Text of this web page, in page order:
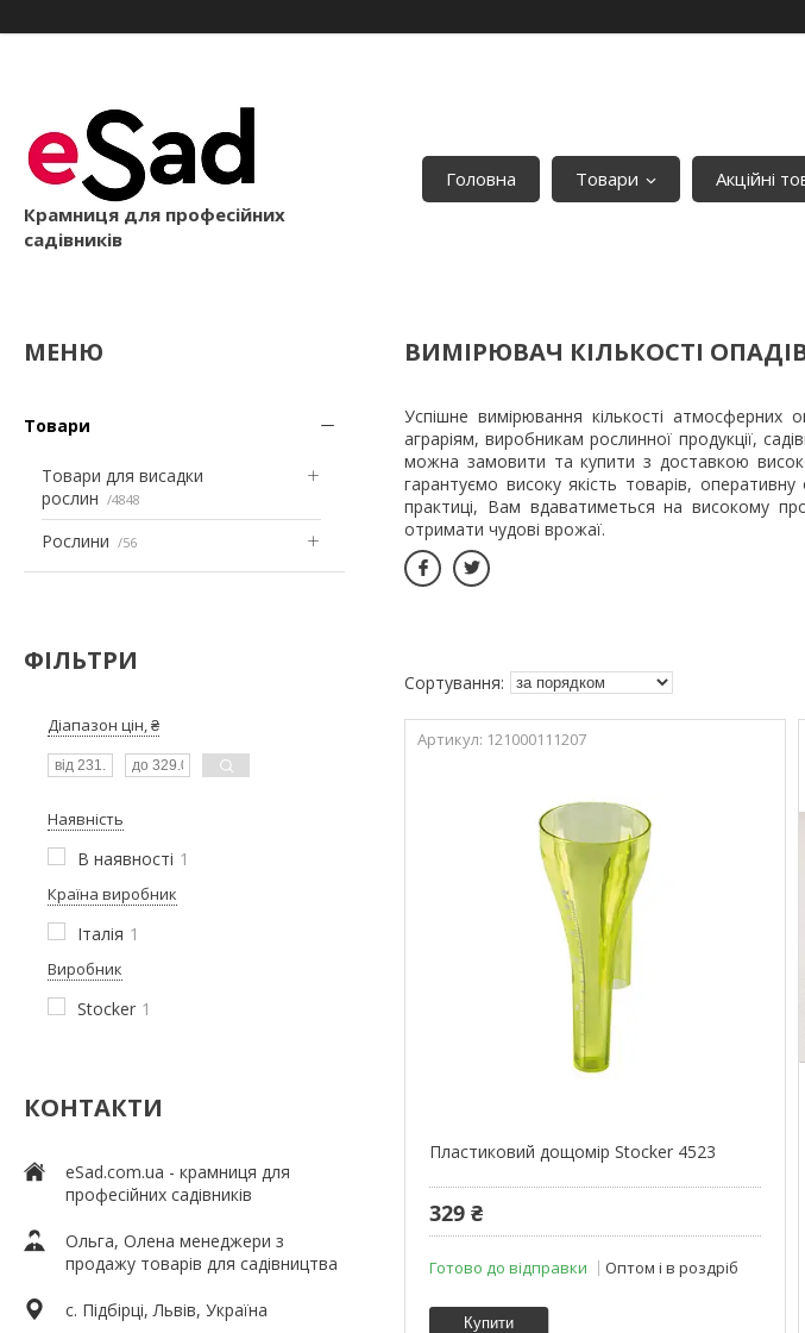
Крамниця для професійних
садівників
Головна Товари Акційні
Товари
Товари для висадки
рослин
4848
Рослини 56
ФІЛЬТРИ
Діапазон цін, ₴
Наявність
В наявності 1
Країна виробник
Італія 1
Виробник
Stocker 1
КОНТАКТИ
eSad.com.ua - крамниця для
професійних садівників
Ольга, Олена менеджери з
продажу товарів для садівництва
c. Підбірці, Львів, Україна
ВИМІРЮВАЧ КІЛЬКОСТІ
Успішне вимірювання кількості атмосферних
аграріям, виробникам рослинної продукції,
можна замовити та купити з доставкою
гарантуємо високу якість товарів,
практиці, Вам вдаватиметься на високому
отримати чудові врожаї.
121000111207
Пластиковий дощомір Stocker 4523
329 ₴
Готово до відправки Оптом і в роздріб
Купити